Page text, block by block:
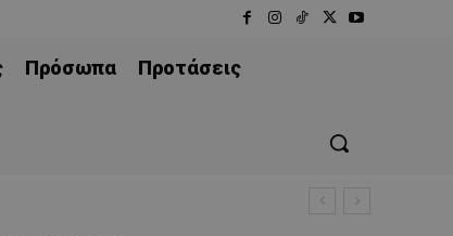
Πρόσωπα
Προτάσεις